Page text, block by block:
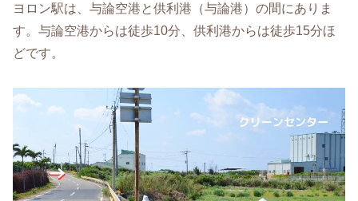
ヨロン駅は、与論空港と供利港（与論港）の間にありま
す。与論空港からは徒歩10分、供利港からは徒歩15分ほ
どです。